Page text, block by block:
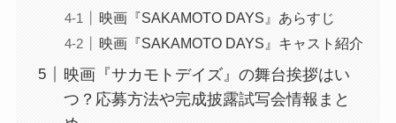
映画『SAKAMOTO DAYS』あらすじ
映画『SAKAMOTO DAYS』キャスト紹介
映画『サカモトデイズ』の舞台挨拶はい
つ？応募方法や完成披露試写会情報まと